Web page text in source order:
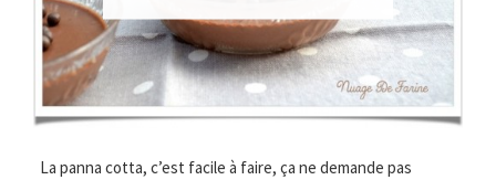
La panna cotta, c’est facile à faire, ça ne demande pas